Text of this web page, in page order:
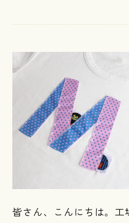
皆さん、こんにちは。工